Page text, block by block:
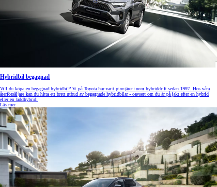
Hybridbil begagnad
Vill du köpa en begagnad hybridbil? Vi på Toyota har varit pionjärer inom hybriddrift sedan 1997. Hos våra
återförsäljare kan du hitta ett brett utbud av begagnade hybridbilar - oavsett om du är på jakt efter en hybrid
eller en laddhybrid.
Läs mer